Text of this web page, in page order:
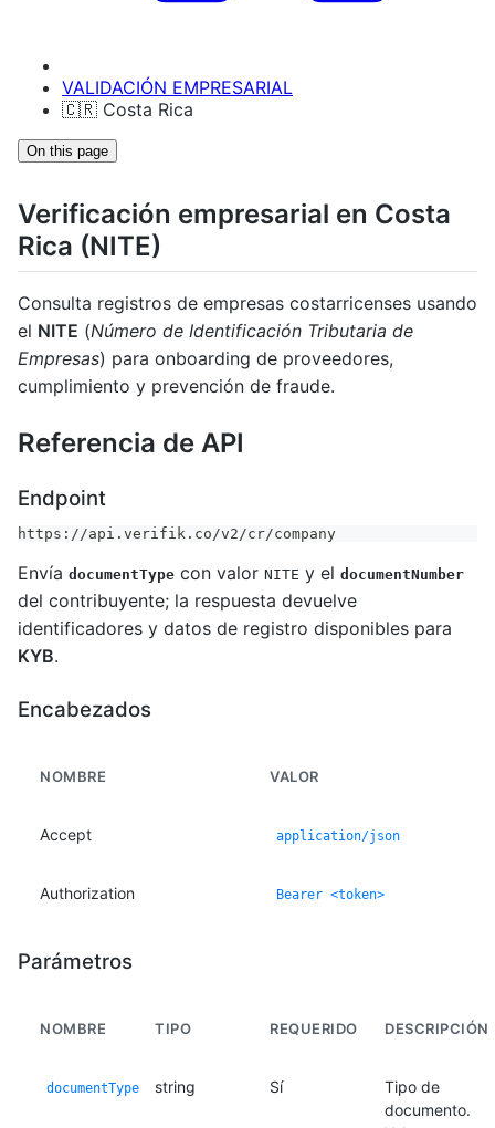
VALIDACIÓN EMPRESARIAL
🇨🇷 Costa Rica
On this page
Verificación empresarial en Costa
Rica (NITE)
Consulta registros de empresas costarricenses usando
el NITE (Número de Identificación Tributaria de
Empresas) para onboarding de proveedores,
cumplimiento y prevención de fraude.
Referencia de API
Endpoint
https://api.verifik.co/v2/cr/company
Envía documentType con valor NITE y el documentNumber
del contribuyente; la respuesta devuelve
identificadores y datos de registro disponibles para
KYB.
Encabezados
NOMBRE VALOR
Accept application/json
Authorization Bearer <token>
Parámetros
NOMBRE TIPO REQUERIDO DESCRIPCIÓN
documentType string Sí
Tipo de
documento.